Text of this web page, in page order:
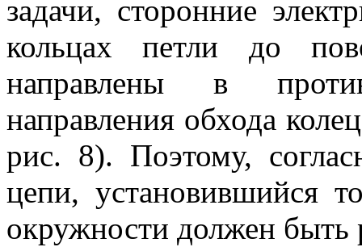
задачи, сторонние
кольцах петли до
направлены в
направления обхода
рис. 8). Поэтому,
цепи, установившийся
окружности должен быть